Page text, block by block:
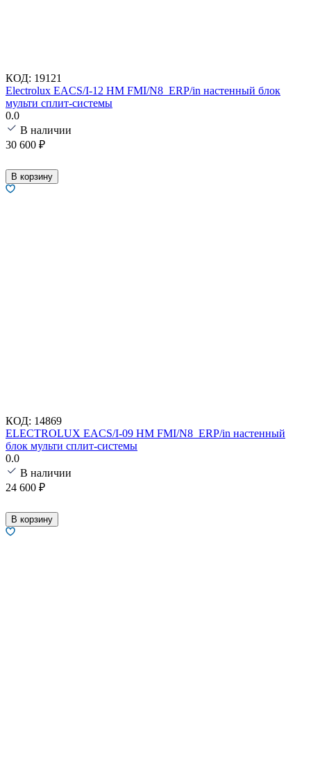
КОД: 19121
Electrolux EACS/I-12 HM FMI/N8_ERP/in настенный блок
мульти сплит-системы
0.0
В наличии
30 600 ₽
В корзину
КОД: 14869
ELECTROLUX EACS/I-09 HM FMI/N8_ERP/in настенный
блок мульти сплит-системы
0.0
В наличии
24 600 ₽
В корзину